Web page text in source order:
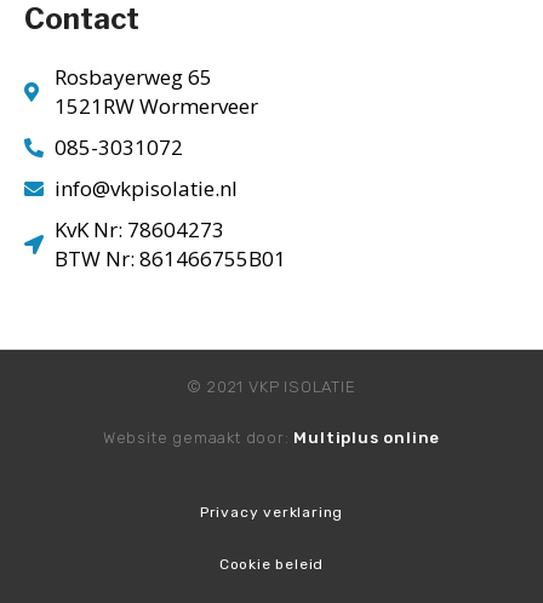
Contact
Rosbayerweg 65
1521RW Wormerveer
085-3031072
info@vkpisolatie.nl
KvK Nr: 78604273
BTW Nr: 861466755B01
© 2021 VKP ISOLATIE
Website gemaakt door: Multiplus online
Privacy verklaring
Cookie beleid